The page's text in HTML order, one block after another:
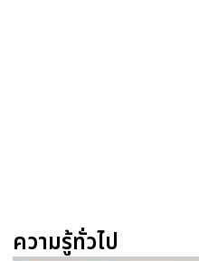
ความรู้ทั่วไป